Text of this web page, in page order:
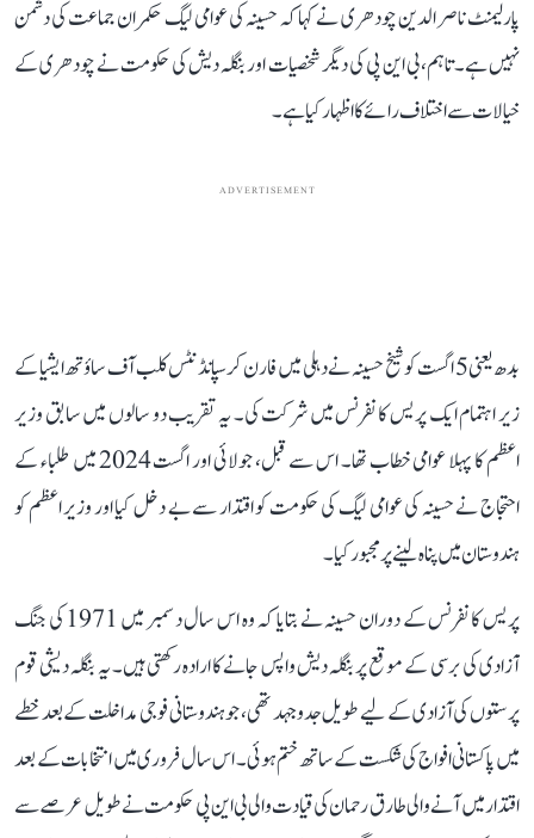
پارلیمنٹ ناصر الدین چودھری نے کہا کہ حسینہ کی عوامی لیگ حکمران جماعت کی دشمن
نہیں ہے۔ تاہم، بی این پی کی دیگر شخصیات اور بنگلہ دیش کی حکومت نے چودھری کے
خیالات سے اختلاف رائے کا اظہار کیا ہے۔
ADVERTISEMENT
بدھ یعنی 5 اگست کو شیخ حسینہ نے دہلی میں فارن کرسپانڈنٹس کلب آف ساؤتھ ایشیا کے
زیر اہتمام ایک پریس کانفرنس میں شرکت کی۔ یہ تقریب دو سالوں میں سابق وزیر
اعظم کا پہلا عوامی خطاب تھا۔ اس سے قبل، جولائی اور اگست 2024 میں طلباء کے
احتجاج نے حسینہ کی عوامی لیگ کی حکومت کو اقتدار سے بے دخل کیا اور وزیر اعظم کو
ہندوستان میں پناہ لینے پر مجبور کیا۔
پریس کانفرنس کے دوران حسینہ نے بتایا کہ وہ اس سال دسمبر میں 1971 کی جنگ
آزادی کی برسی کے موقع پر بنگلہ دیش واپس جانے کا ارادہ رکھتی ہیں۔ یہ بنگلہ دیشی قوم
پرستوں کی آزادی کے لیے طویل جدوجہد تھی، جو ہندوستانی فوجی مداخلت کے بعد خطے
میں پاکستانی افواج کی شکست کے ساتھ ختم ہوئی۔ اس سال فروری میں انتخابات کے بعد
اقتدار میں آنے والی طارق رحمان کی قیادت والی بی این پی حکومت نے طویل عرصے سے